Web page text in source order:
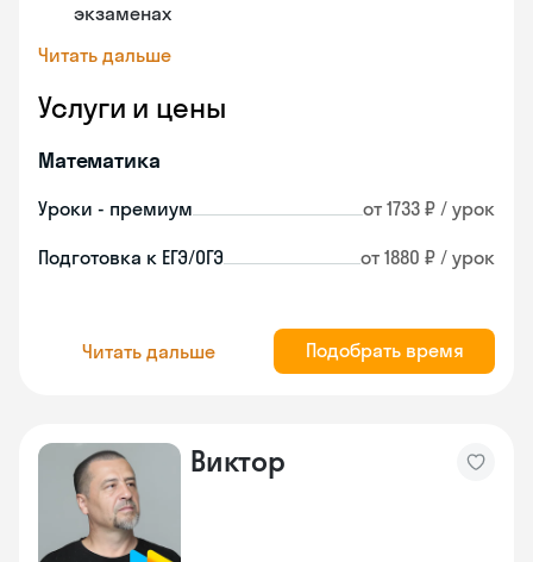
экзаменах
Читать дальше
Услуги и цены
Математика
Уроки - премиум от 1733 ₽ / урок
Подготовка к ЕГЭ/ОГЭ от 1880 ₽ / урок
Читать дальше Подобрать время
Виктор